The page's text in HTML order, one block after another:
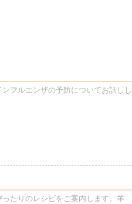
フルエンザの予防についてお話しし
たりのレシピをご案内します。羊